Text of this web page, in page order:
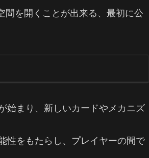
間を開くことが出来る、最初に公
始まり、新しいカードやメカニズ
性をもたらし、プレイヤーの間で